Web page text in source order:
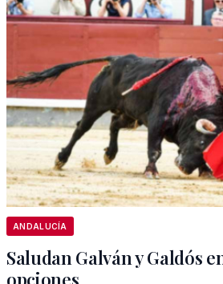
ANDALUCÍA
Saludan Galván y Galdós
opciones